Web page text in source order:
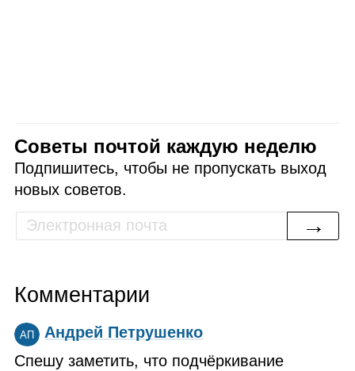
Советы почтой каждую неделю
Подпишитесь, чтобы не пропускать выход
новых советов.
→
Комментарии
АП
Андрей Петрушенко
Спешу заметить, что подчёркивание